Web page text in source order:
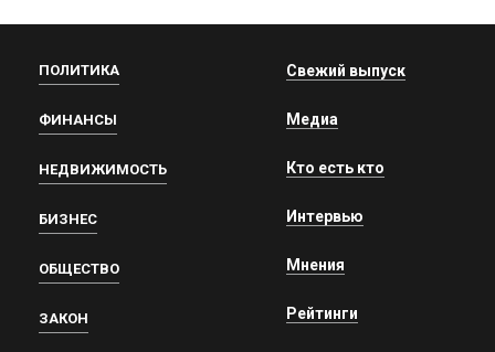
ПОЛИТИКА
ФИНАНСЫ
НЕДВИЖИМОСТЬ
БИЗНЕС
ОБЩЕСТВО
ЗАКОН
Свежий выпуск
Медиа
Кто есть кто
Интервью
Мнения
Рейтинги